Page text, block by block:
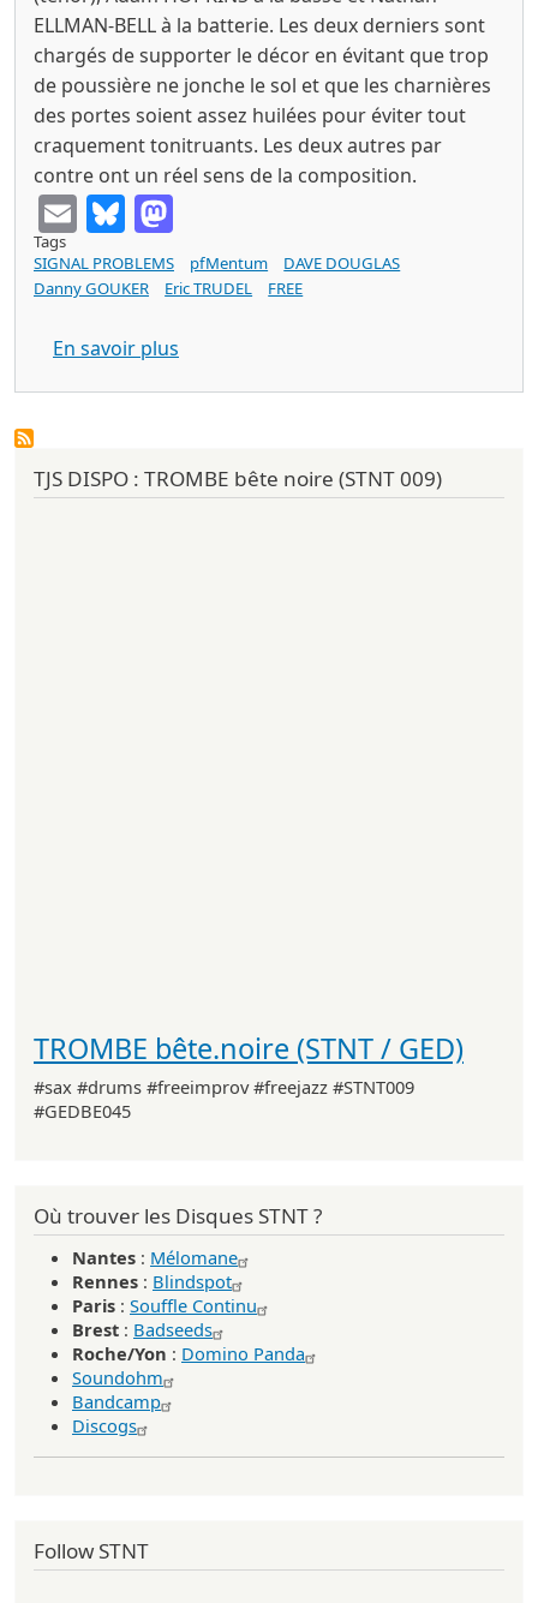
ELLMAN-BELL à la batterie. Les deux derniers sont
chargés de supporter le décor en évitant que trop
de poussière ne jonche le sol et que les charnières
des portes soient assez huilées pour éviter tout
craquement tonitruants. Les deux autres par
contre ont un réel sens de la composition.
EmailBluesky
Tags
SIGNAL PROBLEMS
pfMentum
DAVE DOUGLAS
Danny GOUKER
Eric TRUDEL FREE
En savoir plus
TJS DISPO : TROMBE bête noire (STNT 009)
TROMBE bête.noire (STNT / GED)
#sax #drums #freeimprov #freejazz #STNT009
#GEDBE045
Où trouver les Disques STNT ?
Nantes : Mélomane
Rennes : Blindspot
Paris : Souffle Continu
Brest : Badseeds
Roche/Yon : Domino Panda
Soundohm
Bandcamp
Discogs
Follow STNT